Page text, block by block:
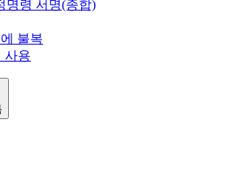
명령 서명(종합)
불복
사용